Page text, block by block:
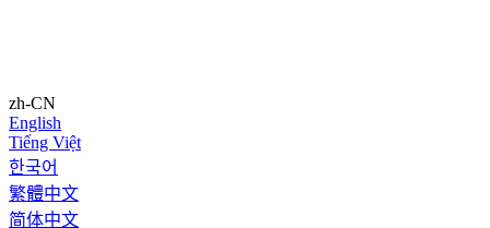
zh-CN
English
Tiếng Việt
한국어
繁體中文
简体中文